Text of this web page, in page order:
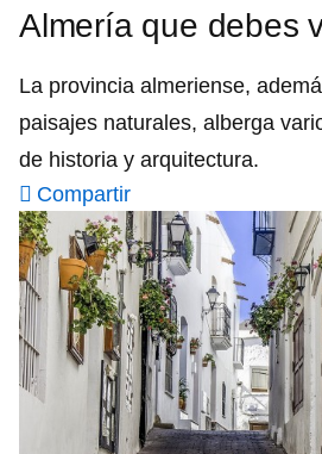
Almería que debes
La provincia almeriense,
paisajes naturales, alberga
de historia y arquitectura.
Compartir